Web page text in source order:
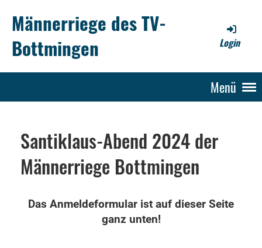
Männerriege des TV-
Bottmingen
Login
Menü
Santiklaus-Abend 2024 der
Männerriege Bottmingen
Das Anmeldeformular ist auf dieser Seite
ganz unten!